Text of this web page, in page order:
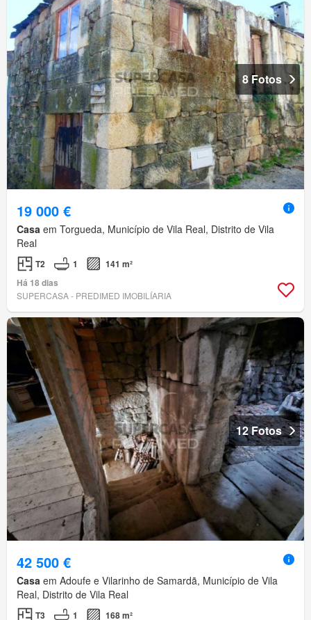
8 Fotos
19 000 €
Casa em Torgueda, Município de Vila Real, Distrito de Vila
Real
T2 1
141 m²
Há 18 dias
SUPERCASA - PREDIMED IMOBILÍARIA
12 Fotos
42 500 €
Casa em Adoufe e Vilarinho de Samardã, Município de Vila
Real, Distrito de Vila Real
T3 1
168 m²